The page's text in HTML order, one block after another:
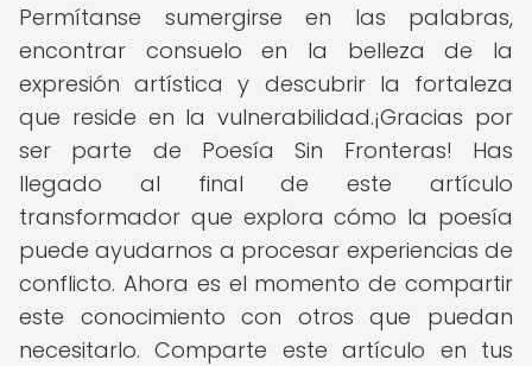
Permítanse sumergirse en las palabras,
encontrar consuelo en la belleza de la
expresión artística y descubrir la fortaleza
que reside en la vulnerabilidad.¡Gracias por
ser parte de Poesía Sin Fronteras! Has
llegado al final de este artículo
transformador que explora cómo la poesía
puede ayudarnos a procesar experiencias de
conflicto. Ahora es el momento de compartir
este conocimiento con otros que puedan
necesitarlo. Comparte este artículo en tus